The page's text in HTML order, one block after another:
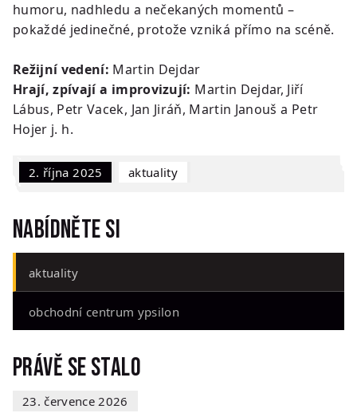
humoru, nadhledu a nečekaných momentů –
pokaždé jedinečné, protože vzniká přímo na scéně.
Režijní vedení: Martin Dejdar
Hrají, zpívají a improvizují: Martin Dejdar, Jiří
Lábus, Petr Vacek, Jan Jiráň, Martin Janouš a Petr
Hojer j. h.
2. října 2025 Aktuality
Nabídněte si
aktuality
obchodní centrum ypsilon
Právě se stalo
23. července 2026